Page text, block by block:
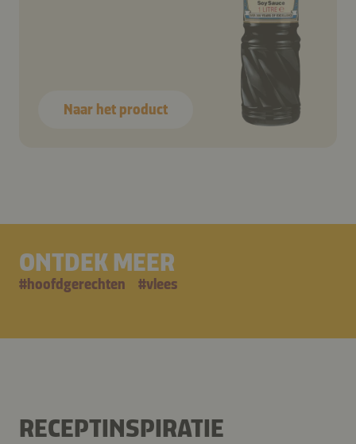
Naar het product
ONTDEK MEER
#hoofdgerechten #vlees
RECEPTINSPIRATIE